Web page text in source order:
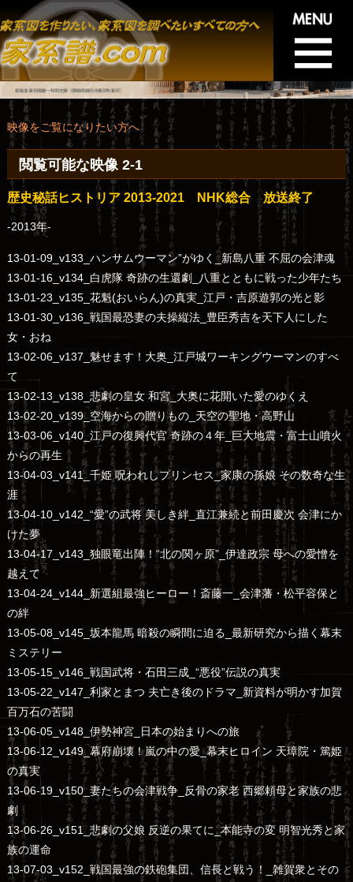
閲覧可能な映像 2
映像をご覧になりたい方へ
閲覧可能な映像 2-1
歴史秘話ヒストリア 2013-2021 NHK総合 放送終了
-2013年-
13-01-09_v133_ハンサムウーマン”がゆく_新島八重 不屈の会津魂
13-01-16_v134_白虎隊 奇跡の生還劇_八重とともに戦った少年たち
13-01-23_v135_花魁(おいらん)の真実_江戸・吉原遊郭の光と影
13-01-30_v136_戦国最恐妻の夫操縦法_豊臣秀吉を天下人にした
女・おね
13-02-06_v137_魅せます！大奥_江戸城ワーキングウーマンのすべ
て
13-02-13_v138_悲劇の皇女 和宮_大奥に花開いた愛のゆくえ
13-02-20_v139_空海からの贈りもの_天空の聖地・高野山
13-03-06_v140_江戸の復興代官 奇跡の４年_巨大地震・富士山噴火
からの再生
13-04-03_v141_千姫 呪われしプリンセス_家康の孫娘 その数奇な生
涯
13-04-10_v142_“愛”の武将 美しき絆_直江兼続と前田慶次 会津にか
けた夢
13-04-17_v143_独眼竜出陣！“北の関ヶ原”_伊達政宗 母への愛憎を
越えて
13-04-24_v144_新選組最強ヒーロー！斎藤一_会津藩・松平容保と
の絆
13-05-08_v145_坂本龍馬 暗殺の瞬間に迫る_最新研究から描く幕末
ミステリー
13-05-15_v146_戦国武将・石田三成_“悪役”伝説の真実
13-05-22_v147_利家とまつ 夫亡き後のドラマ_新資料が明かす加賀
百万石の苦闘
13-06-05_v148_伊勢神宮_日本の始まりへの旅
13-06-12_v149_幕府崩壊！嵐の中の愛_幕末ヒロイン 天璋院・篤姫
の真実
13-06-19_v150_妻たちの会津戦争_反骨の家老 西郷頼母と家族の悲
劇
13-06-26_v151_悲劇の父娘 反逆の果てに_本能寺の変 明智光秀と家
族の運命
13-07-03_v152_戦国最強の鉄砲集団、信長と戦う！_雑賀衆とその